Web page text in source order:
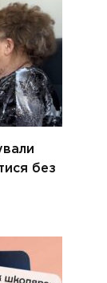
без